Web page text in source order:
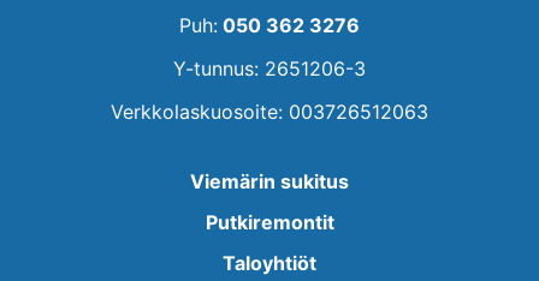
Puh: 050 362 3276
Y-tunnus: 2651206-3
Verkkolaskuosoite: 003726512063
Viemärin sukitus
Putkiremontit
Taloyhtiöt